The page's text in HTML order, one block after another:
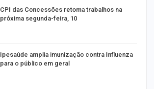
CPI das Concessões retoma trabalhos na
próxima segunda-feira, 10
Ipesaúde amplia imunização contra Influenza
para o público em geral